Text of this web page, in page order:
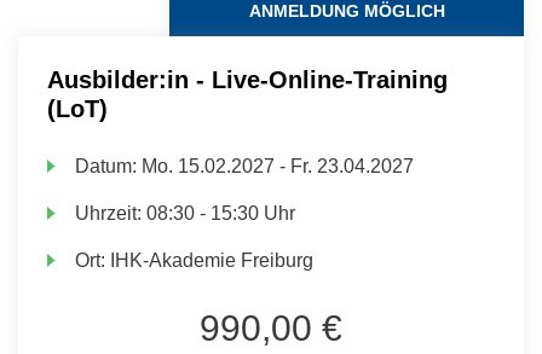
ANMELDUNG MÖGLICH
Ausbilder:in - Live-Online-Training
(LoT)
Datum: Mo. 15.02.2027 - Fr. 23.04.2027
Uhrzeit:08:30 - 15:30 Uhr
Ort: IHK-Akademie Freiburg
990,00 €